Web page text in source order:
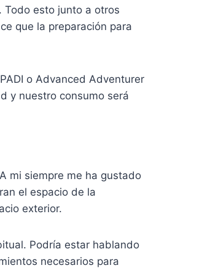
Todo esto junto a otros
que la preparación para
o Advanced Adventurer
y nuestro consumo será
mi siempre me ha gustado
el espacio de la
exterior.
Podría estar hablando
necesarios para